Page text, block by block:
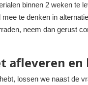
binnen 2 weken te
te denken in
neem dan gerust
afleveren en
lossen we naast de